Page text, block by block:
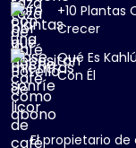
+10 Plantas
Crecer
Qué Es
Con Él
El propietario